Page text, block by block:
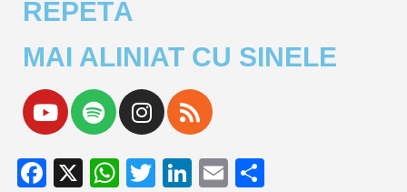
REPETĂ
MAI ALINIAT CU SINELE
Facebook
X WhatsApp
Twitter
LinkedIn
Email